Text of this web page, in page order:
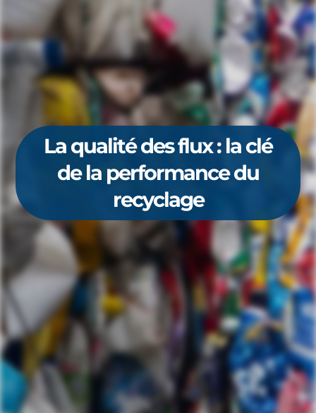
La qualité des flux : la clé
de la performance du
recyclage